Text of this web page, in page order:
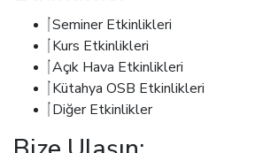
Seminer Etkinlikleri
Kurs Etkinlikleri
Açık Hava Etkinlikleri
Kütahya OSB Etkinlikleri
Diğer Etkinlikler